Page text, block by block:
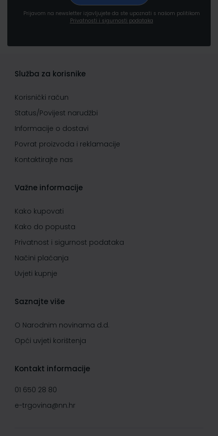
Prijavom na newsletter izjavljujete da ste upoznati s našom politikom
Privatnosti i sigurnosti podataka
Služba za korisnike
Korisnički račun
Status/Povijest narudžbi
Informacije o dostavi
Povrat proizvoda i reklamacije
Kontaktirajte nas
Važne informacije
Kako kupovati
Kako do popusta
Privatnost i sigurnost podataka
Načini plaćanja
Uvjeti kupnje
Saznajte više
O Narodnim novinama d.d.
Opći uvjeti korištenja
Kontakt informacije
01 650 28 80
e-trgovina@nn.hr